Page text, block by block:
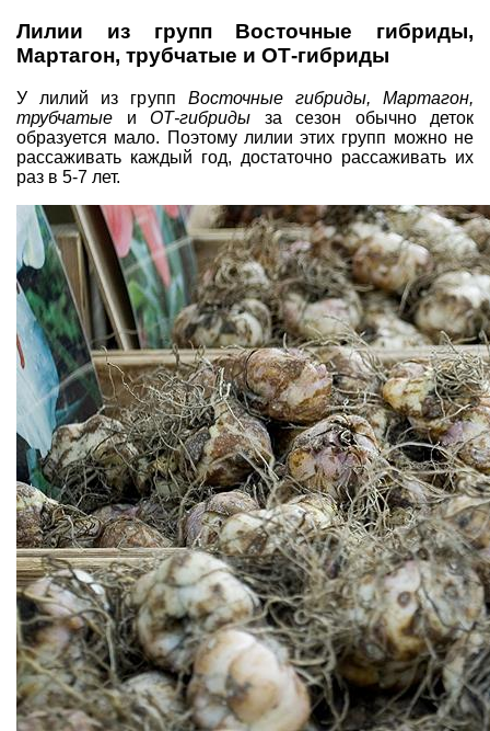
Лилии из групп Восточные гибриды,
Мартагон, трубчатые и ОТ-гибриды
У лилий из групп Восточные гибриды, Мартагон,
трубчатые и ОТ-гибриды за сезон обычно деток
образуется мало. Поэтому лилии этих групп можно не
рассаживать каждый год, достаточно рассаживать их
раз в 5-7 лет.